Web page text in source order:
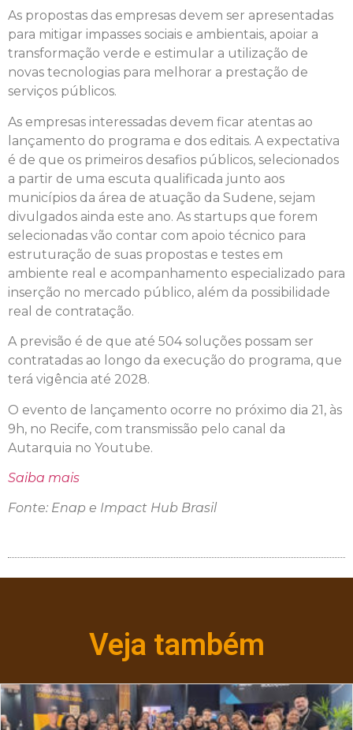
As propostas das empresas devem ser apresentadas
para mitigar impasses sociais e ambientais, apoiar a
transformação verde e estimular a utilização de
novas tecnologias para melhorar a prestação de
serviços públicos.
As empresas interessadas devem ficar atentas ao
lançamento do programa e dos editais. A expectativa
é de que os primeiros desafios públicos, selecionados
a partir de uma escuta qualificada junto aos
municípios da área de atuação da Sudene, sejam
divulgados ainda este ano. As startups que forem
selecionadas vão contar com apoio técnico para
estruturação de suas propostas e testes em
ambiente real e acompanhamento especializado para
inserção no mercado público, além da possibilidade
real de contratação.
A previsão é de que até 504 soluções possam ser
contratadas ao longo da execução do programa, que
terá vigência até 2028.
O evento de lançamento ocorre no próximo dia 21, às
9h, no Recife, com transmissão pelo canal da
Autarquia no Youtube.
Saiba mais
Fonte: Enap e Impact Hub Brasil
Veja também